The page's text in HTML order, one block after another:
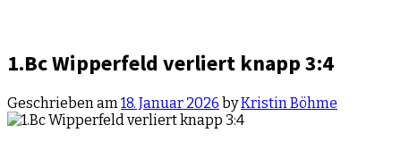
1.Bc Wipperfeld verliert knapp 3:4
Geschrieben am 18. Januar 2026 byKristin Böhme